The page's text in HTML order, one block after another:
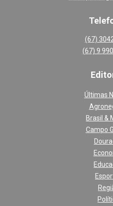
(67)
(67) 9
Últimas
Brasil &
Campo